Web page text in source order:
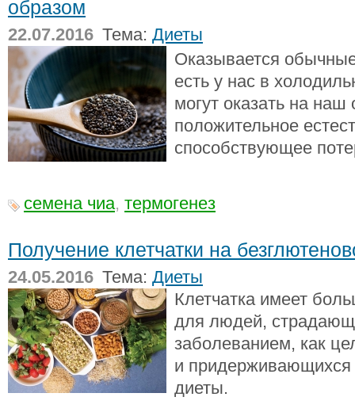
образом
22.07.2016 Тема: Диеты
Оказывается
есть у нас в
могут оказать на наш
положительное
способствующее
семена чиа, термогенез
Получение клетчатки на
24.05.2016 Тема: Диеты
Клетчатка имеет
для людей,
заболеванием, как
и придерживающихся
диеты.